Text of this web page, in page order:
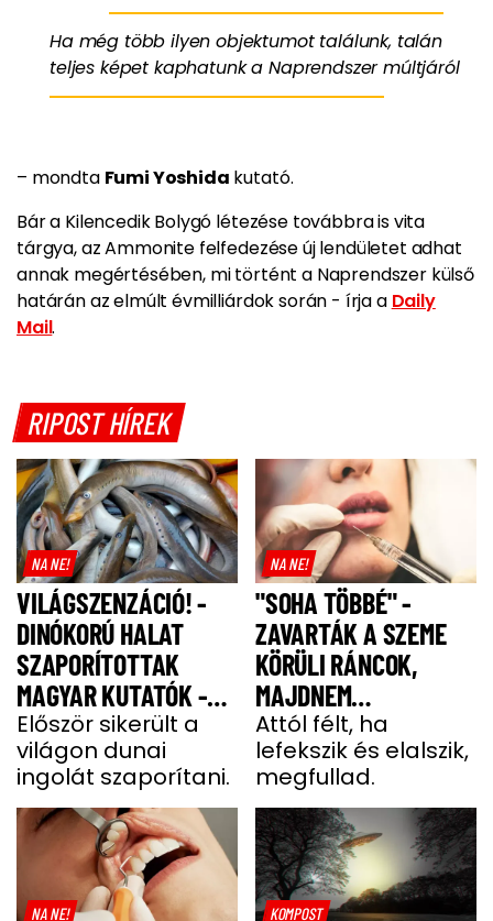
Ha még több ilyen objektumot találunk, talán
teljes képet kaphatunk a Naprendszer múltjáról
– mondta Fumi Yoshida kutató.
Bár a Kilencedik Bolygó létezése továbbra is vita
tárgya, az Ammonite felfedezése új lendületet adhat
annak megértésében, mi történt a Naprendszer külső
határán az elmúlt évmilliárdok során - írja a Daily
Mail.
RIPOST HÍREK
NA NE!
VILÁGSZENZÁCIÓ! -
DINÓKORÚ HALAT
SZAPORÍTOTTAK
MAGYAR KUTATÓK -
GALÉRIA
Először sikerült a
világon dunai
ingolát szaporítani.
NA NE!
"SOHA TÖBBÉ" -
ZAVARTÁK A SZEME
KÖRÜLI RÁNCOK,
MAJDNEM
MEGFULLADT A BOTOX
MIATT
Attól félt, ha
lefekszik és elalszik,
megfullad.
NA NE! KOMPOST